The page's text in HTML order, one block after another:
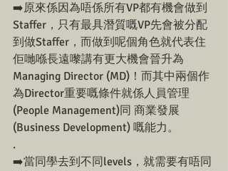
➡️原來係因為唔係所有VP都有機會做到
Staffer，只有最具潛質嘅VP先會被分配
到做Staffer，而做到呢個角色就代表住
佢哋喺長遠嚟講有更大機會晉升為
Managing Director (MD)！而其中兩個作
為Director重要嘅條件就係人員管理
(People Management)同 商業發展
(Business Development) 嘅能力。
.
➡️當同學去到不同levels，就需要有唔同